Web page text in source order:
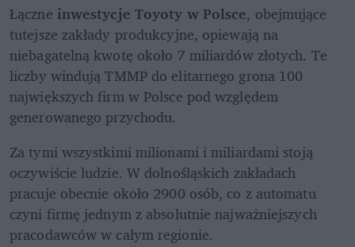
Łączne inwestycje Toyoty w Polsce, obejmujące
tutejsze zakłady produkcyjne, opiewają na
niebagatelną kwotę około 7 miliardów złotych. Te
liczby windują TMMP do elitarnego grona 100
największych firm w Polsce pod względem
generowanego przychodu.
Za tymi wszystkimi milionami i miliardami stoją
oczywiście ludzie. W dolnośląskich zakładach
pracuje obecnie około 2900 osób, co z automatu
czyni firmę jednym z absolutnie najważniejszych
pracodawców w całym regionie.